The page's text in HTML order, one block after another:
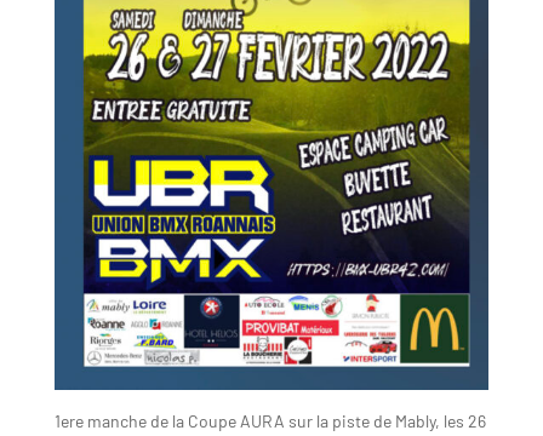
1ere manche de la Coupe AURA sur la piste de Mably, les 26